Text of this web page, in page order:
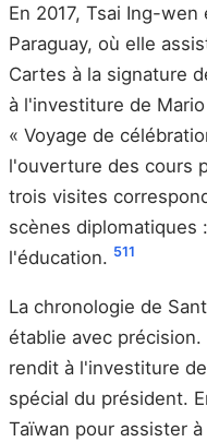
En 2017, Tsai Ing-
Paraguay, où elle
Cartes à la signature
à l'investiture de
« Voyage de
l'ouverture des cours
trois visites
scènes diplomatiques
l'éducation. 511
La chronologie de
établie avec
rendit à l'investiture
spécial du président.
Taïwan pour assister